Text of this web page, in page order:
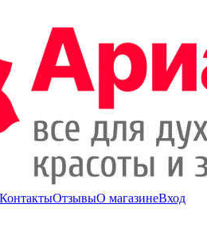
КонтактыОтзывыО магазинеВход